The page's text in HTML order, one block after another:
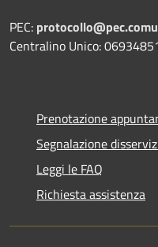
PEC:
Centralino Unico:
Prenotazione
Segnalazione
Leggi le FAQ
Richiesta assistenza